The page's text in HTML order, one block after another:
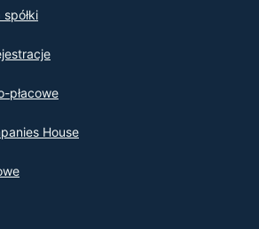
płacowe
House